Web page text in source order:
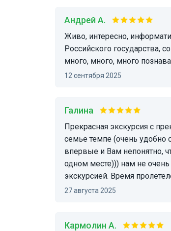
Андрей А.
Живо, интересно, информативно. История Марийского народа в связки со становлением
Российского государства,
много, много, много
12 сентября 2025
Галина
Прекрасная экскурсия с прекрасной Марией: четко, насыщенно, интересно, в нужном нашей
семье темпе (очень удобно
впервые и Вам непонятно,
одном месте))) нам не
экскурсией. Время
27 августа 2025
Кармолин А.